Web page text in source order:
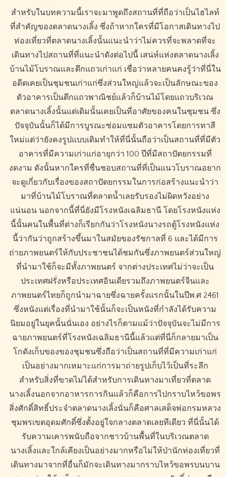
สำหรับในบทความนี้เราจะมาพูดถึงสถานที่ที่ถือว่าเป็นไฮไลท์
ที่สำคัญของตลาดนางเลิ้ง ซึ่งถ้าหากใครที่มีโอกาสเดินทางไป
ท่องเที่ยวที่ตลาดนางเลิ้งนั้นแนะนำว่าไม่ควรที่จะพลาดที่จะ
เดินทางไปสถานที่ที่แนะนำดังต่อไปนี้ เสน่ห์แห่งตลาดนางเลิ้ง
บ้านไม้โบราณและตึกแถวเก่าแก่ เชื่อว่าหลายคนคงรู้ว่าที่นี่ใน
อดีตเคยเป็นชุมชนเก่าแก่ซึ่งส่วนใหญ่แล้วจะเป็นลักษณะของ
ตัวอาคารเป็นตึกแถวพาณิชย์แล้วก็บ้านไม้โดยแถวบริเวณ
ตลาดนางเลิ้งนั้นแต่เดิมนั้นเคยเป็นที่อาศัยของคนในชุมชน ซึ่ง
ปัจจุบันนั้นก็ได้มีการบูรณะซ่อมแซมตัวอาคารโดยการทาสี
ใหม่แต่ว่ายังคงรูปแบบเดิมทำให้ที่นี่นั้นถือว่าเป็นสถานที่ที่มีตัว
อาคารที่มีความเก่าแก่อายุกว่า 100 ปีที่มีสถาปัตยกรรมที่
งดงาม ดังนั้นหากใครที่ชื่นชอบสถานที่ที่เป็นแนวโบราณอยาก
จะดูเกี่ยวกับเรื่องของสถาปัตยกรรมในการก่อสร้างแนะนำว่า
มาที่บ้านไม้โบราณที่ตลาดน้ำเลยรับรองไม่ผิดหวังอย่าง
แน่นอน นอกจากนี้ที่นี่ยังมีโรงหนังเฉลิมธานี โดยโรงหนังแห่ง
นี้นั้นคนในพื้นที่ต่างก็เรียกกันว่าโรงหนังนางรถตู้โรงหนังแห่ง
นี้ว่ากันว่าถูกสร้างขึ้นมาในสมัยของรัชกาลที่ 6 และได้มีการ
ถ่ายภาพยนตร์ให้กับประชาชนได้ชมกันซึ่งภาพยนตร์ส่วนใหญ่
ที่นำมาใช้ก็จะมีทั้งภาพยนตร์ จากต่างประเทศไม่ว่าจะเป็น
ประเทศฝรั่งหรือประเทศอินเดียรวมถึงภาพยนตร์จีนและ
ภาพยนตร์ไทยก็ถูกนำมาฉายซึ่งฉายครั้งแรกนั้นในปีพ.ศ 2461
ซึ่งหนังแต่เรื่องที่นำมาใช้นั้นก็จะเป็นหนังที่กำลังได้รับความ
นิยมอยู่ในยุคนั้นนั่นเอง อย่างไรก็ตามแม้ว่าปัจจุบันจะไม่มีการ
ฉายภาพยนตร์ที่โรงหนังเฉลิมธานีนี้แล้วแต่ที่นี่ก็กลายมาเป็น
โกดังเก็บของของชุมชนซึ่งถือว่าเป็นสถานที่ที่มีความเก่าแก่
เป็นอย่างมากเหมาะแก่การมาถ่ายรูปเก็บไว้เป็นที่ระลึก
สำหรับสิ่งที่ขาดไม่ได้สำหรับการเดินทางมาเที่ยวที่ตลาด
นางเลิ้งนอกจากอาหารการกินแล้วก็คือการไปกราบไหว้ขอพร
สิ่งศักดิ์สิทธิ์ประจำตลาดนางเลิ้งนั่นก็คือศาลเสด็จพ่อกรมหลวง
ชุมพรเขตอุดมศักดิ์ซึ่งตั้งอยู่ใจกลางตลาดเลยทีเดียว ที่นี่นั้นได้
รับความเคารพนับถือจากชาวบ้านพื้นที่ในบริเวณตลาด
นางเลิ้งและใกล้เคียงเป็นอย่างมากหรือไม่ให้ป่านักท่องเที่ยวที่
เดินทางมาจากที่อื่นก็มักจะเดินทางมากราบไหว้ขอพรบนบาน